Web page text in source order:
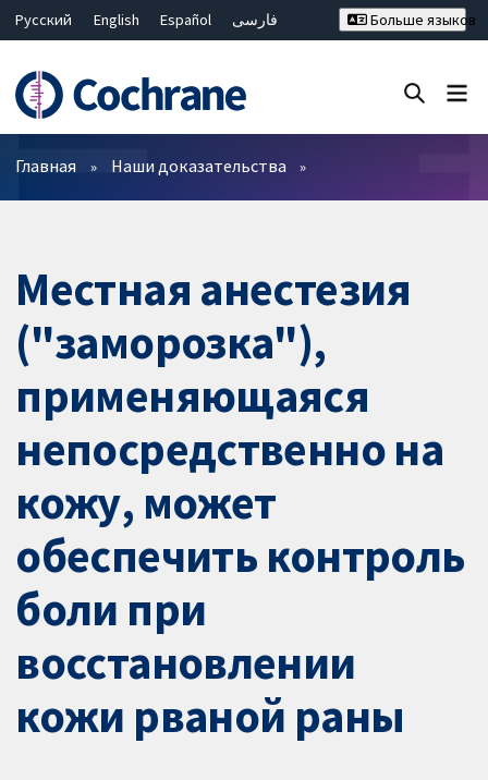
Русский English Español
فارسی
Bahasa Malaysia
ไทย
繁體中文
简体中文
Больше языков
Фильтры
Главная Наши доказательства
Местная анестезия
("заморозка"),
применяющаяся
непосредственно на
кожу, может
обеспечить контроль
боли при
восстановлении
кожи рваной раны